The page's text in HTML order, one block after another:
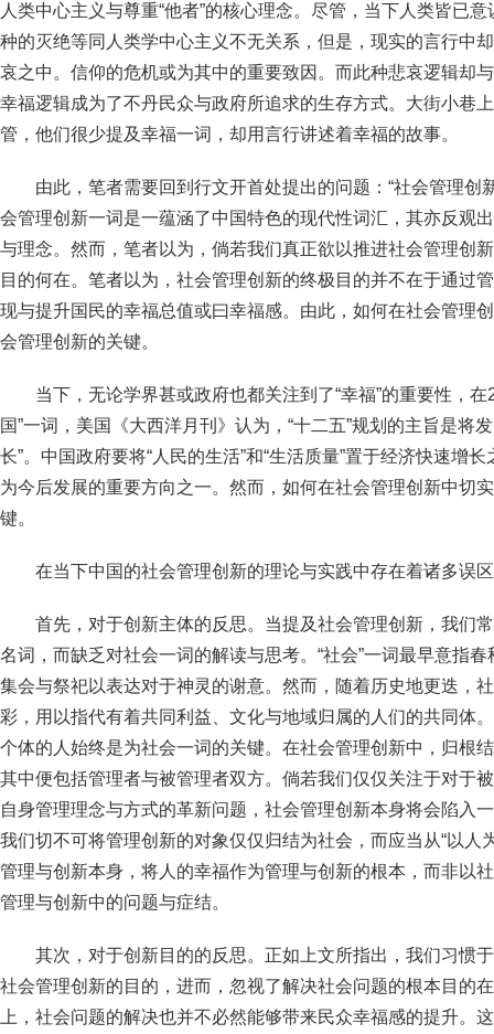
人类中心主义与尊重“他者”的核心理念。尽管，当下人类皆已
种的灭绝等同人类学中心主义不无关系，但是，现实的言行中
哀之中。信仰的危机或为其中的重要致因。而此种悲哀逻辑却
幸福逻辑成为了不丹民众与政府所追求的生存方式。大街小巷
管，他们很少提及幸福一词，却用言行讲述着幸福的故事。
由此，笔者需要回到行文开首处提出的问题：“社会管理创
会管理创新一词是一蕴涵了中国特色的现代性词汇，其亦反观
与理念。然而，笔者以为，倘若我们真正欲以推进社会管理创
目的何在。笔者以为，社会管理创新的终极目的并不在于通过
现与提升国民的幸福总值或曰幸福感。由此，如何在社会管理
会管理创新的关键。
当下，无论学界甚或政府也都关注到了“幸福”的重要性，
国”一词，美国《大西洋月刊》认为，“十二五”规划的主旨是将
长”。中国政府要将“人民的生活”和“生活质量”置于经济快速增
为今后发展的重要方向之一。然而，如何在社会管理创新中切
键。
在当下中国的社会管理创新的理论与实践中存在着诸多误
首先，对于创新主体的反思。当提及社会管理创新，我们
名词，而缺乏对社会一词的解读与思考。“社会”一词最早意指
集会与祭祀以表达对于神灵的谢意。然而，随着历史地更迭，
彩，用以指代有着共同利益、文化与地域归属的人们的共同体
个体的人始终是为社会一词的关键。在社会管理创新中，归根
其中便包括管理者与被管理者双方。倘若我们仅仅关注于对于
自身管理理念与方式的革新问题，社会管理创新本身将会陷入
我们切不可将管理创新的对象仅仅归结为社会，而应当从“以人
管理与创新本身，将人的幸福作为管理与创新的根本，而非以
管理与创新中的问题与症结。
其次，对于创新目的的反思。正如上文所指出，我们习惯
社会管理创新的目的，进而，忽视了解决社会问题的根本目的
上，社会问题的解决也并不必然能够带来民众幸福感的提升。